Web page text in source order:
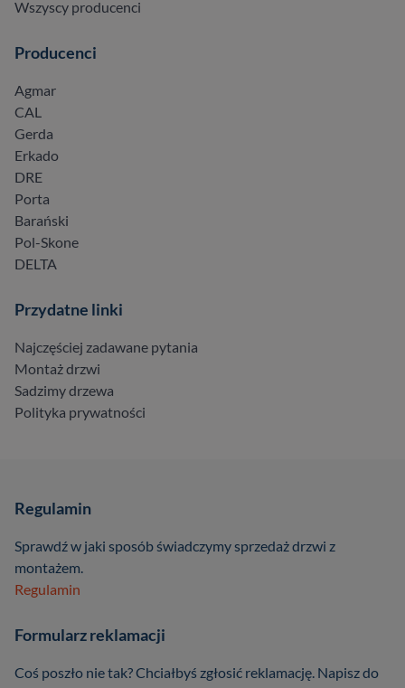
Wszyscy producenci
Producenci
Agmar
CAL
Gerda
Erkado
DRE
Porta
Barański
Pol-Skone
DELTA
Przydatne linki
Najczęściej zadawane pytania
Montaż drzwi
Sadzimy drzewa
Polityka prywatności
Regulamin
Sprawdź w jaki sposób świadczymy sprzedaż drzwi z
montażem.
Regulamin
Formularz reklamacji
Coś poszło nie tak? Chciałbyś zgłosić reklamację. Napisz do